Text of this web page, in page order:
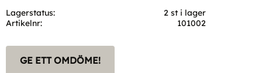
Lagerstatus
2 st i lager
Artikelnr
101002
GE ETT OMDÖME!